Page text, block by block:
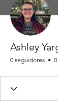
Ashley
0 seguidores